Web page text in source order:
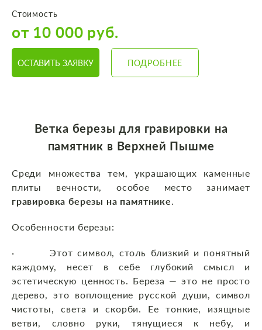
Стоимость
от 10 000 руб.
ОСТАВИТЬ ЗАЯВКУ ПОДРОБНЕЕ
Ветка березы для гравировки на
памятник в Верхней Пышме
Среди множества тем, украшающих каменные
плиты вечности, особое место занимает
гравировка березы на памятнике.
Особенности березы:
· Этот символ, столь близкий и понятный
каждому, несет в себе глубокий смысл и
эстетическую ценность. Береза — это не просто
дерево, это воплощение русской души, символ
чистоты, света и скорби. Ее тонкие, изящные
ветви, словно руки, тянущиеся к небу, и